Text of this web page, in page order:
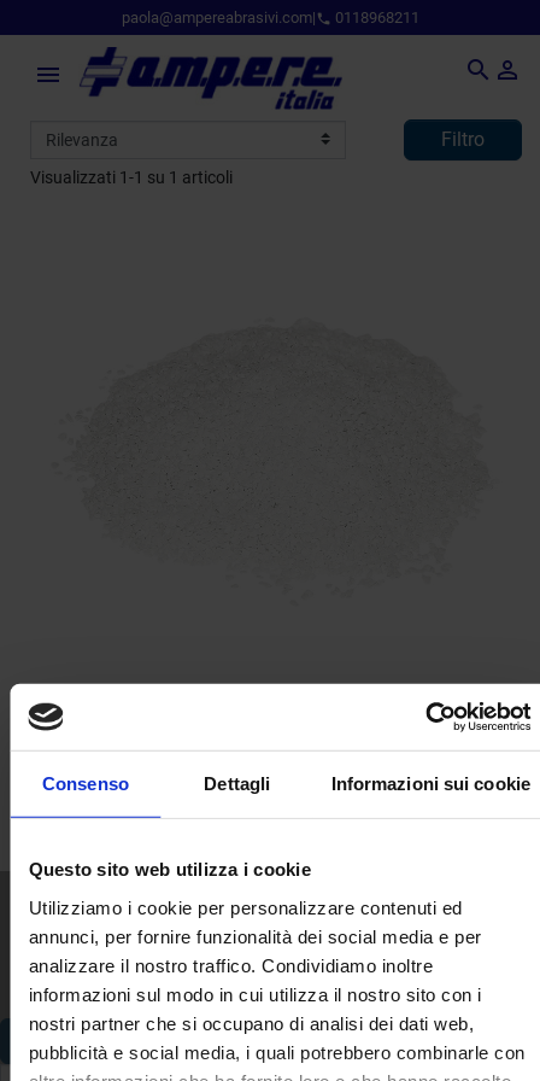
Consenso Dettagli Informazioni sui cookie
Questo sito web utilizza i cookie
Utilizziamo i cookie per personalizzare contenuti ed
annunci, per fornire funzionalità dei social media e per
analizzare il nostro traffico. Condividiamo inoltre
informazioni sul modo in cui utilizza il nostro sito con i
nostri partner che si occupano di analisi dei dati web,
pubblicità e social media, i quali potrebbero combinarle con
paola@ampereabrasivi.com| phone 0118968211
  
Filtro
Visualizzati 1-1 su 1 articoli
Visualizzati 1-1 su 1 articoli

Ricevi informazioni esclusive sulle nostre offerte e
promozioni